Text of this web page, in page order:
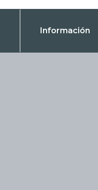
Información